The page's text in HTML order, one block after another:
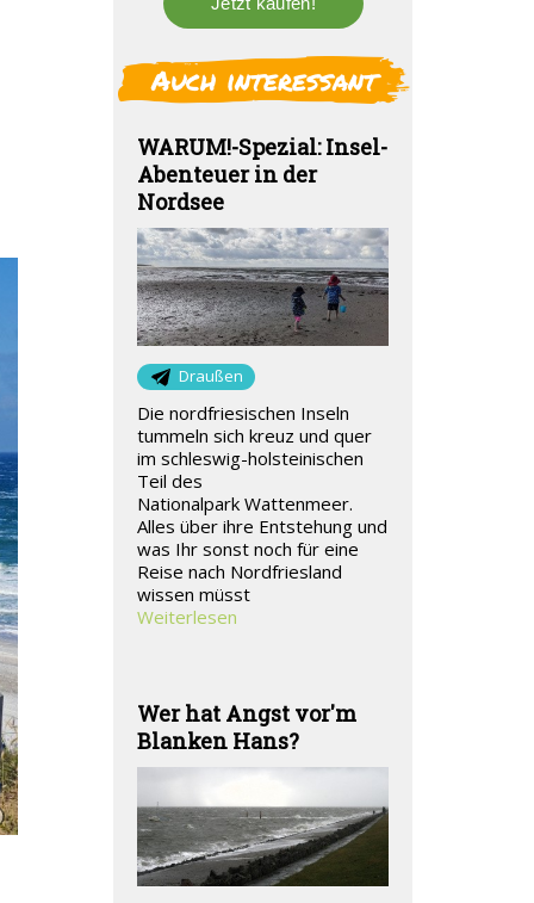
Auch interessant
WARUM!-Spezial: Insel-
Abenteuer in der
Nordsee
Draußen
Die nordfriesischen Inseln
tummeln sich kreuz und quer
im schleswig-holsteinischen
Teil des
Nationalpark Wattenmeer.
Alles über ihre Entstehung und
was Ihr sonst noch für eine
Reise nach Nordfriesland
wissen müsst
Weiterlesen
Wer hat Angst vor'm
Blanken Hans?